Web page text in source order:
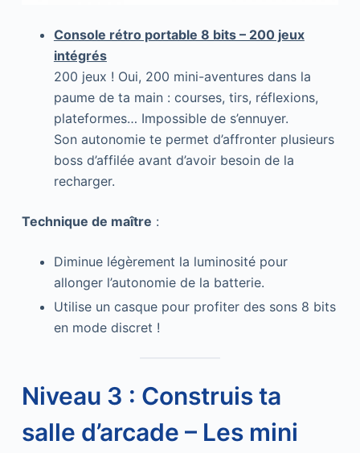
Console rétro portable 8 bits – 200 jeux
intégrés
200 jeux ! Oui, 200 mini-aventures dans la
paume de ta main : courses, tirs, réflexions,
plateformes… Impossible de s’ennuyer.
Son autonomie te permet d’affronter plusieurs
boss d’affilée avant d’avoir besoin de la
recharger.
Technique de maître :
Diminue légèrement la luminosité pour
allonger l’autonomie de la batterie.
Utilise un casque pour profiter des sons 8 bits
en mode discret !
Niveau 3 : Construis ta
salle d’arcade – Les mini